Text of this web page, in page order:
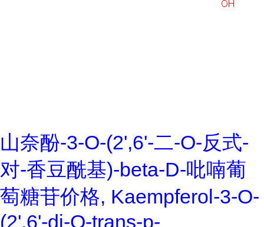
山奈酚-3-O-(2',6'-二-O-反式-
对-香豆酰基)-beta-D-吡喃葡
萄糖苷价格, Kaempferol-3-O-
(2',6'-di-O-trans-p-